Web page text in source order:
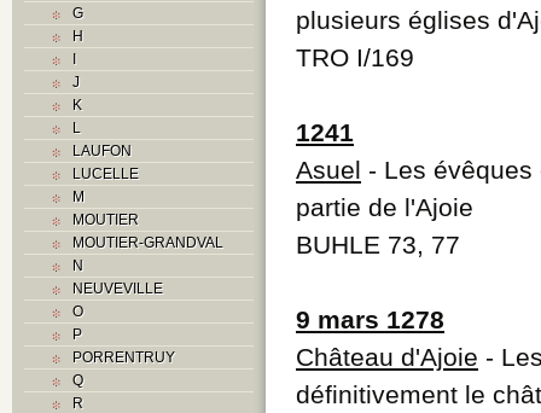
G
H
I
J
K
L
LAUFON
LUCELLE
M
MOUTIER
MOUTIER-GRANDVAL
N
NEUVEVILLE
O
P
PORRENTRUY
Q
R
plusieurs églises
TRO I/169
1241
Asuel - Les
partie de l'Ajoie
BUHLE 73, 77
9 mars 1278
Château d'Ajoie -
définitivement le